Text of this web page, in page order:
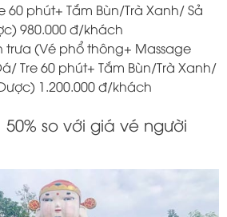
phút+ Tắm Bùn/Trà Xanh/ Sả
980.000 đ/khách
trưa (Vé phổ thông+ Massage
Tre 60 phút+ Tắm Bùn/Trà Xanh/
1.200.000 đ/khách
so với giá vé người